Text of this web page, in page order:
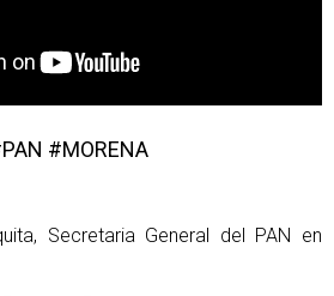
#MORENA
Secretaria General del PAN en